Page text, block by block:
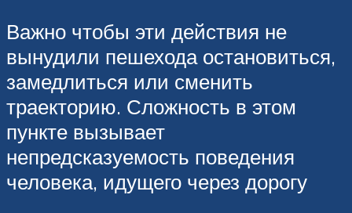
Важно чтобы эти действия не
вынудили пешехода остановиться,
замедлиться или сменить
траекторию. Сложность в этом
пункте вызывает
непредсказуемость поведения
человека, идущего через дорогу